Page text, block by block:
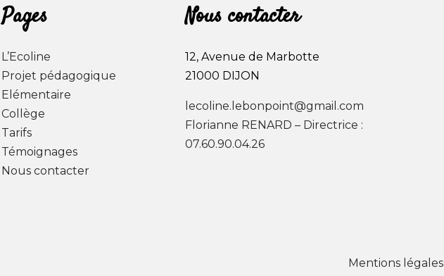
Pages
L’Ecoline
Projet pédagogique
Elémentaire
Collège
Tarifs
Témoignages
Nous contacter
Nous contacter
12, Avenue de Marbotte
21000 DIJON
lecoline.lebonpoint@gmail.com
Florianne RENARD – Directrice :
07.60.90.04.26
Mentions légales